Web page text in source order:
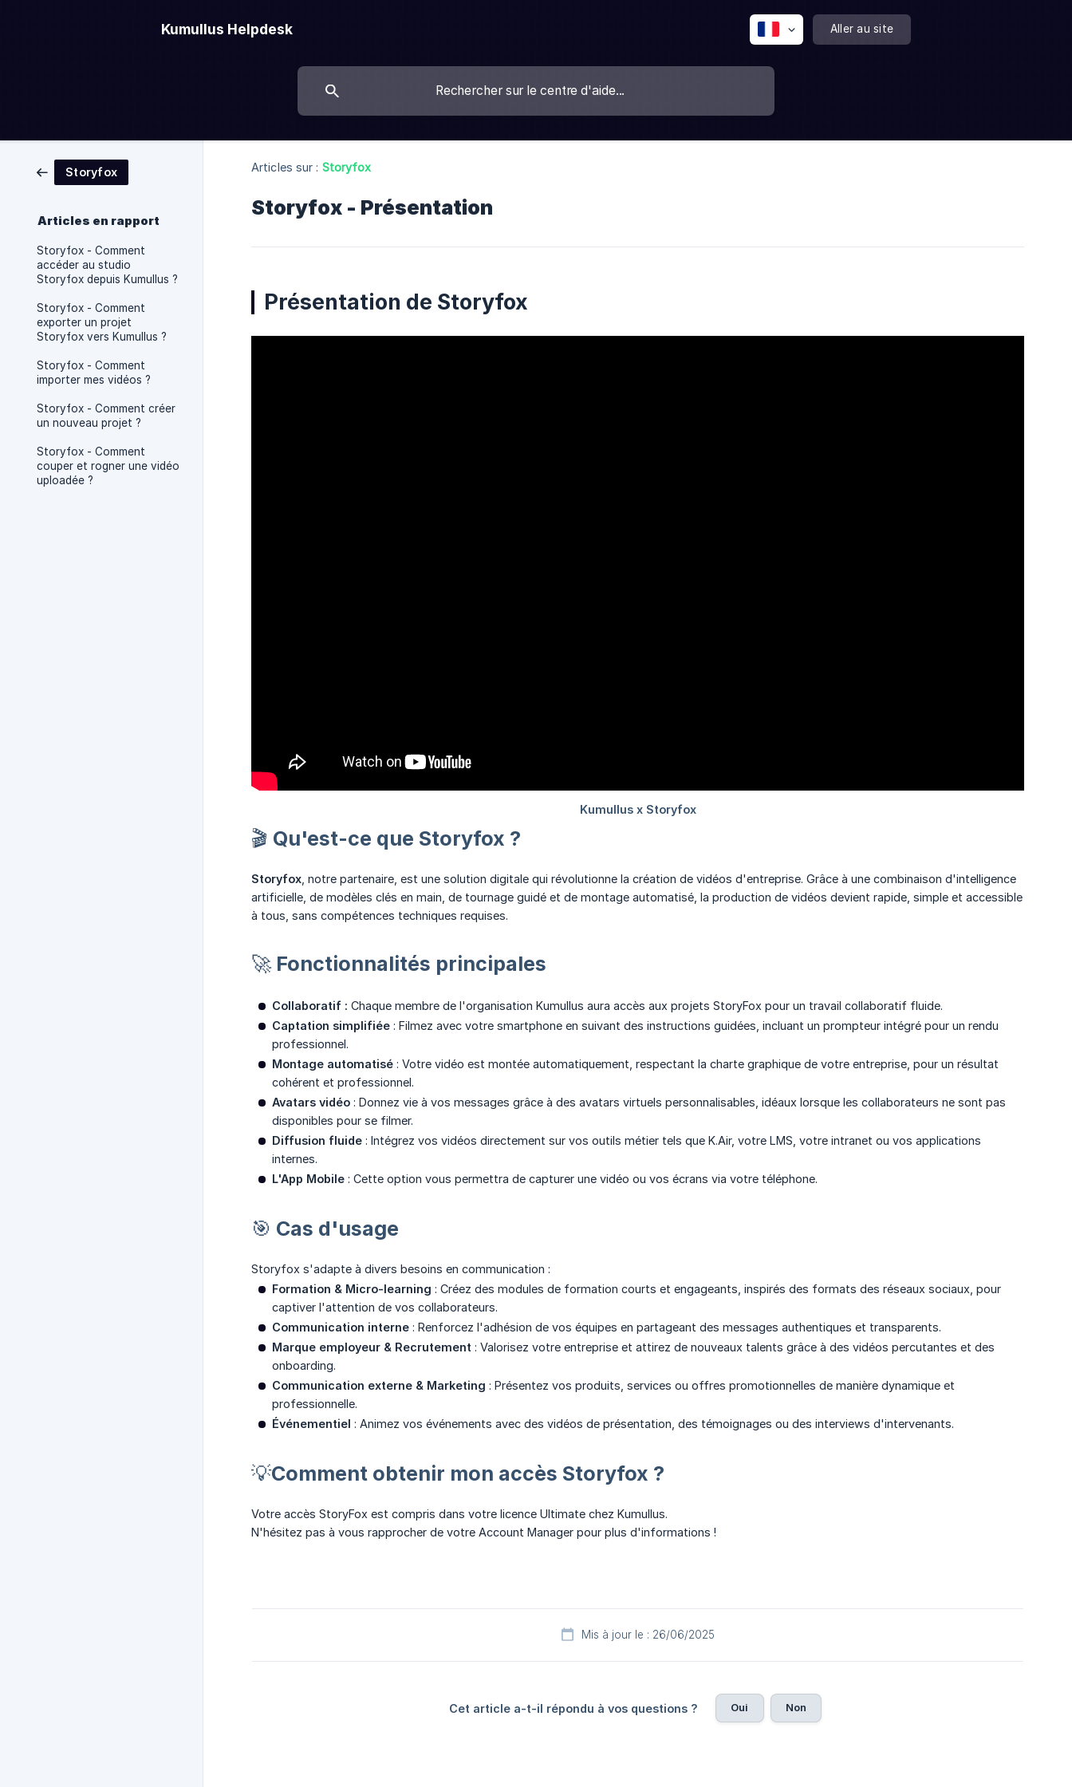
Kumullus Helpdesk Aller au site
Storyfox
Articles en rapport
Storyfox - Comment
accéder au studio
Storyfox depuis Kumullus ?
Storyfox - Comment
exporter un projet
Storyfox vers Kumullus ?
Storyfox - Comment
importer mes vidéos ?
Storyfox - Comment créer
un nouveau projet ?
Storyfox - Comment
couper et rogner une vidéo
uploadée ?
Articles sur : Storyfox
Storyfox - Présentation
Présentation de Storyfox
🎬 Qu'est-ce que Storyfox ?
Storyfox , notre partenaire, est une solution digitale qui révolutionne la création de vidéos d'entreprise. Grâce à une combinaison d'intelligence
artificielle, de modèles clés en main, de tournage guidé et de montage automatisé, la production de vidéos devient rapide, simple et accessible
à tous, sans compétences techniques requises.
🚀 Fonctionnalités principales
Collaboratif : Chaque membre de l'organisation Kumullus aura accès aux projets StoryFox pour un travail collaboratif fluide.
Captation simplifiée : Filmez avec votre smartphone en suivant des instructions guidées, incluant un prompteur intégré pour un rendu
professionnel.
Montage automatisé : Votre vidéo est montée automatiquement, respectant la charte graphique de votre entreprise, pour un résultat
cohérent et professionnel.
Avatars vidéo : Donnez vie à vos messages grâce à des avatars virtuels personnalisables, idéaux lorsque les collaborateurs ne sont pas
disponibles pour se filmer.
Diffusion fluide : Intégrez vos vidéos directement sur vos outils métier tels que K.Air, votre LMS, votre intranet ou vos applications
internes.
L'App Mobile : Cette option vous permettra de capturer une vidéo ou vos écrans via votre téléphone.
🎯 Cas d'usage
Storyfox s'adapte à divers besoins en communication :
Formation & Micro-learning : Créez des modules de formation courts et engageants, inspirés des formats des réseaux sociaux, pour
captiver l'attention de vos collaborateurs.
Communication interne : Renforcez l'adhésion de vos équipes en partageant des messages authentiques et transparents.
Marque employeur & Recrutement : Valorisez votre entreprise et attirez de nouveaux talents grâce à des vidéos percutantes et des
onboarding.
Communication externe & Marketing : Présentez vos produits, services ou offres promotionnelles de manière dynamique et
professionnelle.
Événementiel : Animez vos événements avec des vidéos de présentation, des témoignages ou des interviews d'intervenants.
💡Comment obtenir mon accès Storyfox ?
Votre accès StoryFox est compris dans votre licence Ultimate chez Kumullus.
N'hésitez pas à vous rapprocher de votre Account Manager pour plus d'informations !
Mis à jour le : 26/06/2025
Cet article a-t-il répondu à vos questions ? Oui Non